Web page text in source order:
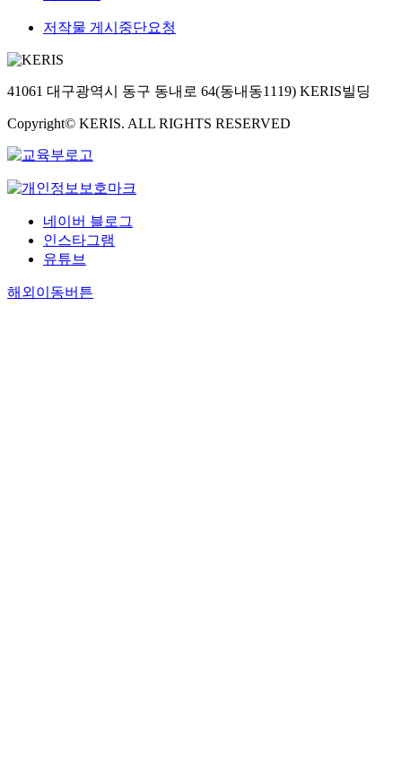
저작물 게시중단요청
41061 대구광역시 동구 동내로 64(동내동1119) KERIS빌딩
Copyright© KERIS. ALL RIGHTS RESERVED
네이버 블로그
인스타그램
유튜브
해외이동버튼